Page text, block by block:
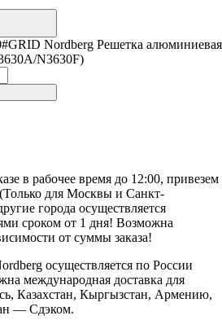
Nordberg Решетка алюминиевая
N3630F)
в рабочее время до 12:00, привезем
для Москвы и Санкт-
города осуществляется
сроком от 1 дня! Возможна
от суммы заказа!
осуществляется по России
международная доставка для
Казахстан, Кыргызстан, Армению,
— Сдэком.